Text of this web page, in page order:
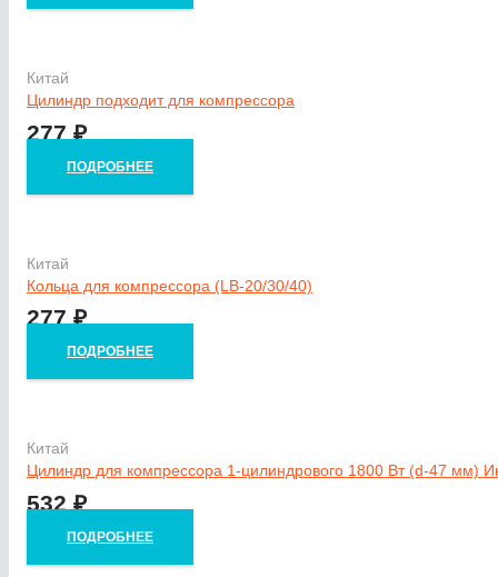
Китай
Цилиндр подходит для компрессора
277₽
ПОДРОБНЕЕ
Китай
Кольца для компрессора (LB-20/30/40)
277₽
ПОДРОБНЕЕ
Китай
Цилиндр для компрессора 1-цилиндрового 1800 Вт (d-47 мм)
532₽
ПОДРОБНЕЕ